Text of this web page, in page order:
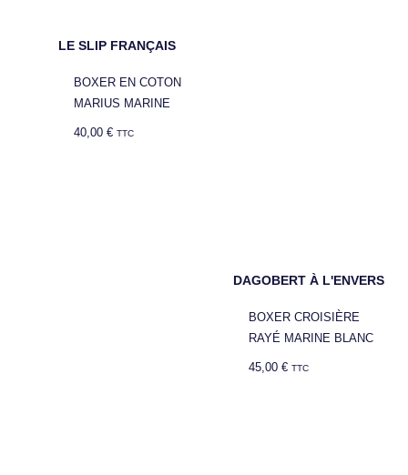
LE SLIP FRANÇAIS
BOXER EN COTON
MARIUS MARINE
40,00€ TTC
DAGOBERT À L'ENVERS
BOXER CROISIÈRE
RAYÉ MARINE BLANC
45,00€ TTC